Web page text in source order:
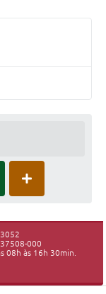
000
08h às 16h 30min.